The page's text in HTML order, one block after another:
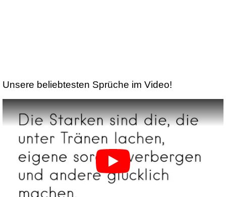
Unsere beliebtesten Sprüche im Video!